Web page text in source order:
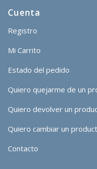
Cuenta
Registro
Mi Carrito
Estado del pedido
Quiero quejarme de un
Quiero devolver un
Quiero cambiar un
Contacto